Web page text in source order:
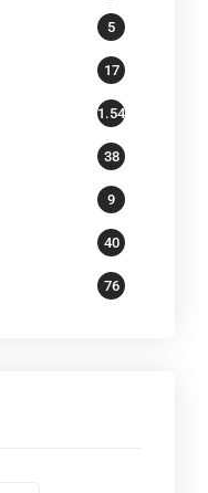
5
17
1.541
38
9
40
76